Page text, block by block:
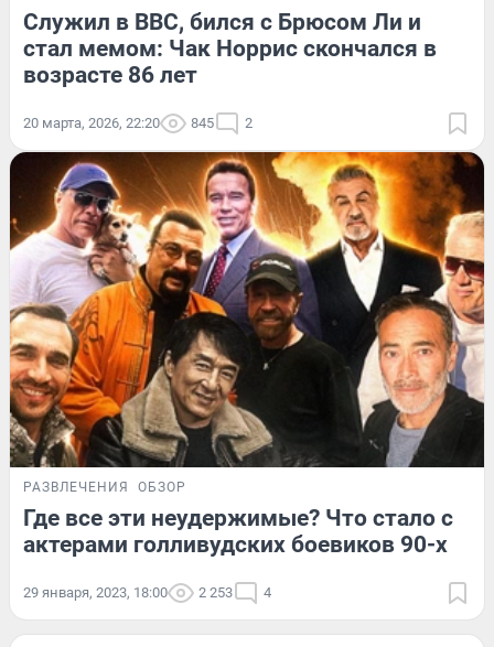
Служил в ВВС, бился с Брюсом Ли и
стал мемом: Чак Норрис скончался в
возрасте 86 лет
20 марта, 2026, 22:20 845 2
РАЗВЛЕЧЕНИЯ ОБЗОР
Где все эти неудержимые? Что стало с
актерами голливудских боевиков 90-х
29 января, 2023, 18:00 2 253 4